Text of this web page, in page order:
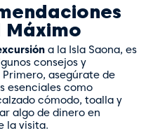
a la Isla Saona, es
consejos y
asegúrate de
esenciales como
cómodo, toalla y
algo de dinero en
la visita.